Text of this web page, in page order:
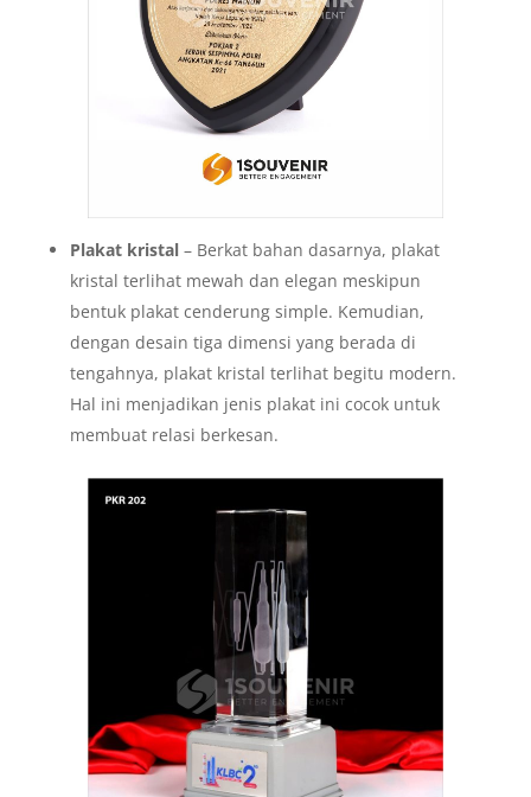
Plakat kristal– Berkat bahan dasarnya, plakat
kristal terlihat mewah dan elegan meskipun
bentuk plakat cenderung simple. Kemudian,
dengan desain tiga dimensi yang berada di
tengahnya, plakat kristal terlihat begitu modern.
Hal ini menjadikan jenis plakat ini cocok untuk
membuat relasi berkesan.